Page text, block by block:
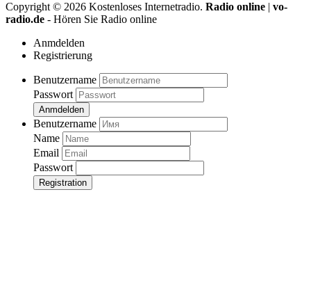
Copyright © 2026 Kostenloses Internetradio. Radio online | vo-
radio.de - Hören Sie Radio online
Anmdelden
Registrierung
Benutzername
Passwort
Anmdelden
Benutzername
Name
Email
Passwort
Registration